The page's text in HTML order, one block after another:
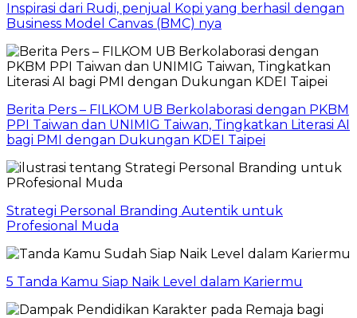
Inspirasi dari Rudi, penjual Kopi yang berhasil dengan
Business Model Canvas (BMC) nya
Berita Pers – FILKOM UB Berkolaborasi dengan PKBM
PPI Taiwan dan UNIMIG Taiwan, Tingkatkan Literasi AI
bagi PMI dengan Dukungan KDEI Taipei
Strategi Personal Branding Autentik untuk
Profesional Muda
5 Tanda Kamu Siap Naik Level dalam Kariermu